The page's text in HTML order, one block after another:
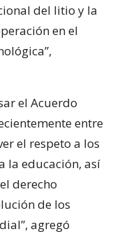
del litio y la
en el
el Acuerdo
entre
el respeto a los
la educación, así
derecho
de los
agregó